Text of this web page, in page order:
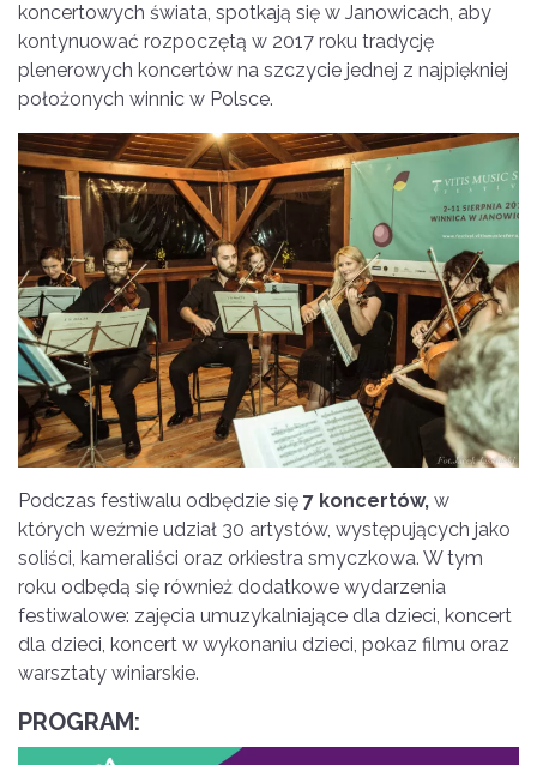
koncertowych świata, spotkają się w Janowicach, aby
kontynuować rozpoczętą w 2017 roku tradycję
plenerowych koncertów na szczycie jednej z najpiękniej
położonych winnic w Polsce.
Podczas festiwalu odbędzie się 7 koncertów, w
których weźmie udział 30 artystów, występujących jako
soliści, kameraliści oraz orkiestra smyczkowa. W tym
roku odbędą się również dodatkowe wydarzenia
festiwalowe: zajęcia umuzykalniające dla dzieci, koncert
dla dzieci, koncert w wykonaniu dzieci, pokaz filmu oraz
warsztaty winiarskie.
PROGRAM: